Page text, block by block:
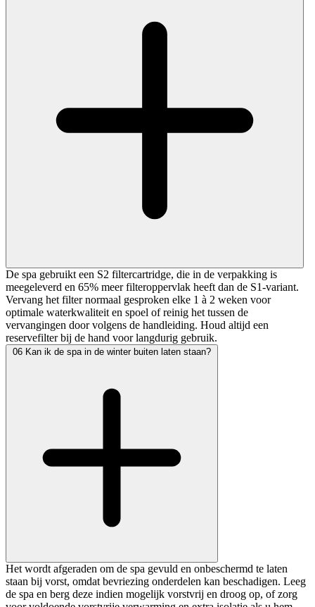
De spa gebruikt een S2 filtercartridge, die in de verpakking is
meegeleverd en 65% meer filteroppervlak heeft dan de S1-variant.
Vervang het filter normaal gesproken elke 1 à 2 weken voor
optimale waterkwaliteit en spoel of reinig het tussen de
vervangingen door volgens de handleiding. Houd altijd een
reservefilter bij de hand voor langdurig gebruik.
06 Kan ik de spa in de winter buiten laten staan?
Het wordt afgeraden om de spa gevuld en onbeschermd te laten
staan bij vorst, omdat bevriezing onderdelen kan beschadigen. Leeg
de spa en berg deze indien mogelijk vorstvrij en droog op, of zorg